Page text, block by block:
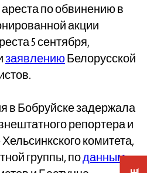
по обвинению в
акции
5 сентября,
заявлениюБелорусской
в Бобруйске задержала
репортера и
комитета,
группы, поданным